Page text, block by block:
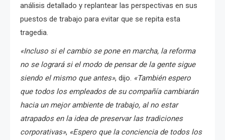
análisis detallado y replantear las perspectivas en sus
puestos de trabajo para evitar que se repita esta
tragedia.
«Incluso si el cambio se pone en marcha, la reforma
no se logrará si el modo de pensar de la gente sigue
siendo el mismo que antes», dijo. «También espero
que todos los empleados de su compañía cambiarán
hacia un mejor ambiente de trabajo, al no estar
atrapados en la idea de preservar las tradiciones
corporativas», «Espero que la conciencia de todos los